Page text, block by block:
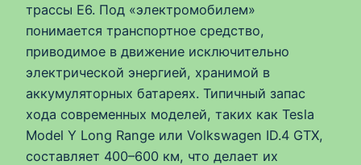
трассы E6. Под «электромобилем»
понимается транспортное средство,
приводимое в движение исключительно
электрической энергией, хранимой в
аккумуляторных батареях. Типичный запас
хода современных моделей, таких как Tesla
Model Y Long Range или Volkswagen ID.4 GTX,
составляет 400–600 км, что делает их